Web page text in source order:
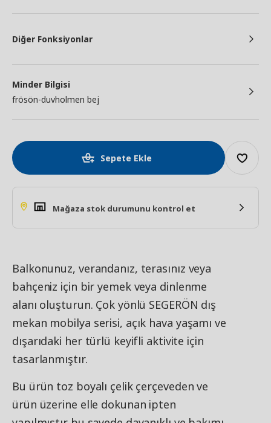
Diğer Fonksiyonlar
Minder Bilgisi
frösön-duvholmen bej
Sepete Ekle
Mağaza stok durumunu kontrol et
Balkonunuz, verandanız, terasınız veya
bahçeniz için bir yemek veya dinlenme
alanı oluşturun. Çok yönlü SEGERÖN dış
mekan mobilya serisi, açık hava yaşamı ve
dışarıdaki her türlü keyifli aktivite için
tasarlanmıştır.
Bu ürün toz boyalı çelik çerçeveden ve
ürün üzerine elle dokunan ipten